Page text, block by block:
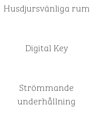
Husdjursvänliga rum
Digital Key
Strömmande
underhållning